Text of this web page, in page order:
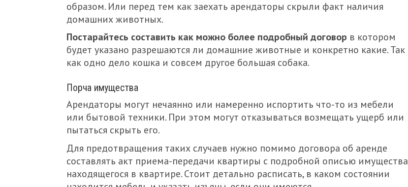
образом. Или перед тем как заехать арендаторы скрыли факт наличия
домашних животных.
Постарайтесь составить как можно более подробный договор в котором
будет указано разрешаются ли домашние животные и конкретно какие. Так
как одно дело кошка и совсем другое большая собака.
Порча имущества
Арендаторы могут нечаянно или намеренно испортить что-то из мебели
или бытовой техники. При этом могут отказываться возмещать ущерб или
пытаться скрыть его.
Для предотвращения таких случаев нужно помимо договора об аренде
составлять акт приема-передачи квартиры с подробной описью имущества
находящегося в квартире. Стоит детально расписать, в каком состоянии